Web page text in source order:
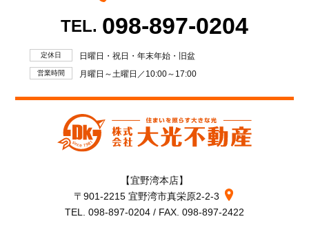
TEL. 098-897-0204
定休日 日曜日・祝日・年末年始・旧盆
営業時間 月曜日～土曜日／10:00～17:00
【宜野湾本店】
〒901-2215 宜野湾市真栄原2-2-3
TEL. 098-897-0204 / FAX. 098-897-2422